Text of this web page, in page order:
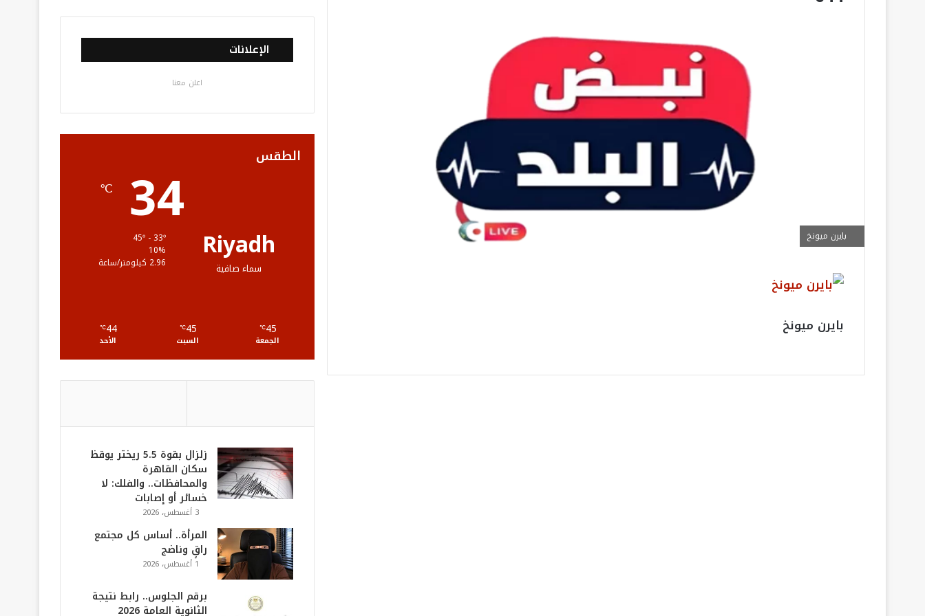
بايرن ميونخ
بايرن ميونخ
س
ب
ك
ي
ت
ت
ي
و
ب
س
ت
ر
خ
ص
ل
ق
R
الإعلانات
اعلن معنا
الطقس
Riyadh
سماء صافية
34
℃
10%
2.96 كيلومتر/ساعة
45
℃
الجمعة
45
℃
السبت
44
℃
الأحد
زلزال بقوة 5.5 ريختر يوقظ
سكان القاهرة
والمحافظات.. والفلك: لا
خسائر أو إصابات
3 أغسطس، 2026
المرأة.. أساس كل مجتمع
راقٍ وناضج
1 أغسطس، 2026
برقم الجلوس.. رابط نتيجة
الثانوية العامة 2026